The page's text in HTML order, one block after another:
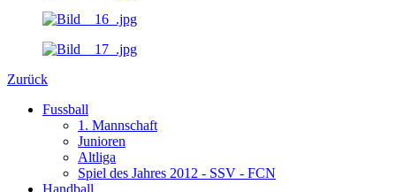
Zurück
Fussball
1. Mannschaft
Junioren
Altliga
Spiel des Jahres 2012 - SSV - FCN